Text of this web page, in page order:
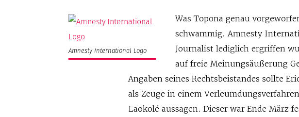
Amnesty International Logo
Was Topona genau
schwammig. Amnesty
Journalist lediglich ergriffen
auf freie Meinungsäußerung
Angaben seines Rechtsbeistandes sollte
als Zeuge in einem
Laokolé aussagen. Dieser war Ende März